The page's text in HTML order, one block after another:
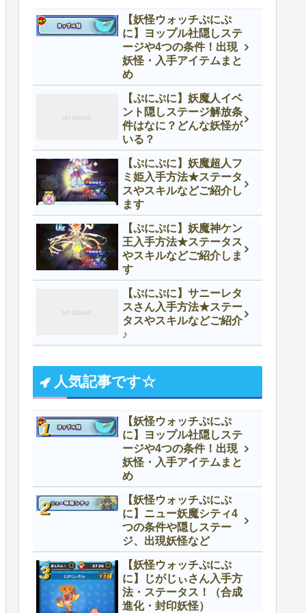
【妖怪ウォッチぷにぷ
に】ヨップル社隠しステ
ージや4つの条件！出現
妖怪・入手アイテムまと
め
【ぷにぷに】妖魔人イベ
ント隠しステージ解放条
件はなに？どんな妖怪が
いる？
【ぷにぷに】妖魔超人フ
ミ姫入手方法★ステータ
スやスキルなどご紹介し
ます
【ぷにぷに】妖魔神ケン
王入手方法★ステータス
やスキルなどご紹介しま
す
【ぷにぷに】サニーレタ
スさん入手方法★ステー
タスやスキルなどご紹介
♪
人気記事です☆
【妖怪ウォッチぷにぷ
に】ヨップル社隠しステ
ージや4つの条件！出現
妖怪・入手アイテムまと
め
【妖怪ウォッチぷにぷ
に】ニュー妖魔シティ4
つの条件や隠しステー
ジ、出現妖怪など
【妖怪ウォッチぷにぷ
に】じがじぃさん入手方
法・ステータス！（合成
進化・封印妖怪）